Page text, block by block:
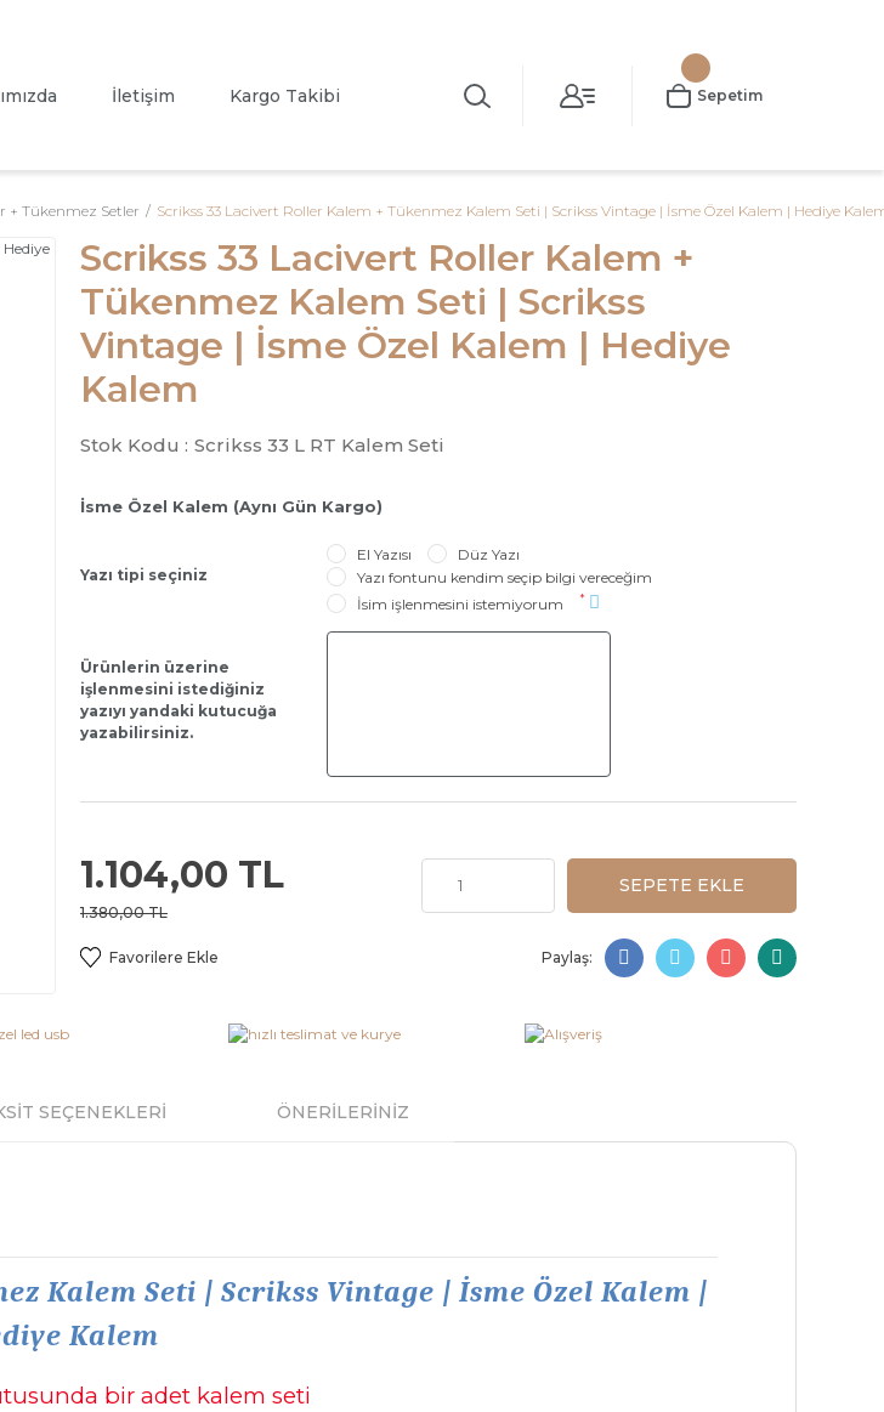
İletişim Kargo Takibi Sepetim
+ Tükenmez Setler Scrikss 33 Lacivert Roller Kalem + Tükenmez Kalem Seti | Scrikss Vintage | İsme Özel Kalem | Hediye
Scrikss 33 Lacivert Roller Kalem +
Tükenmez Kalem Seti | Scrikss
Vintage | İsme Özel Kalem | Hediye
Kalem
Stok Kodu : Scrikss 33 L RT Kalem Seti
İsme Özel Kalem (Aynı Gün Kargo)
Yazı tipi seçiniz
El Yazısı
Düz Yazı
Yazı fontunu kendim seçip bilgi vereceğim
İsim işlenmesini istemiyorum
*
Ürünlerin üzerine
işlenmesini istediğiniz
yazıyı yandaki kutucuğa
yazabilirsiniz.
1.104,00 TL
1.380,00 TL
SEPETE EKLE
Paylaş:
SEÇENEKLERİ ÖNERİLERİNİZ
Kalem Seti | Scrikss Vintage | İsme Özel Kalem |
Kalem
bir adet kalem seti